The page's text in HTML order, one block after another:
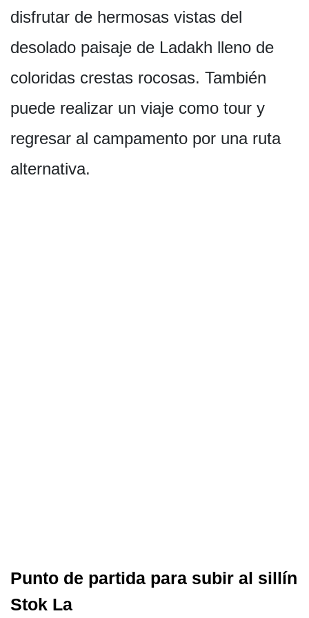
disfrutar de hermosas vistas del
desolado paisaje de Ladakh lleno de
coloridas crestas rocosas. También
puede realizar un viaje como tour y
regresar al campamento por una ruta
alternativa.
Punto de partida para subir al sillín
Stok La